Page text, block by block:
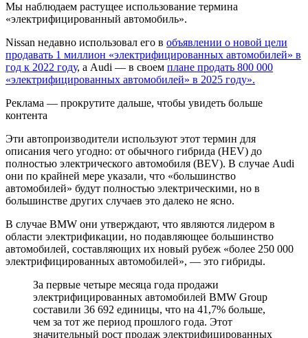
Мы наблюдаем растущее использование термина
«электрифицированный автомобиль».
Nissan недавно использовал его в объявлении о новой цели
продавать 1 миллион «электрифицированных автомобилей» в
год к 2022 году, а Audi — в своем плане продать 800 000
«электрифицированных автомобилей» в 2025 году».
Реклама — прокрутите дальше, чтобы увидеть больше
контента
Эти автопроизводители используют этот термин для
описания чего угодно: от обычного гибрида (HEV) до
полностью электрического автомобиля (BEV). В случае Audi
они по крайней мере указали, что «большинство
автомобилей» будут полностью электрическими, но в
большинстве других случаев это далеко не ясно.
В случае BMW они утверждают, что являются лидером в
области электрификации, но подавляющее большинство
автомобилей, составляющих их новый рубеж «более 250 000
электрифицированных автомобилей», — это гибриды.
За первые четыре месяца года продажи
электрифицированных автомобилей BMW Group
составили 36 692 единицы, что на 41,7% больше,
чем за тот же период прошлого года. Этот
значительный рост продаж электрифицированных